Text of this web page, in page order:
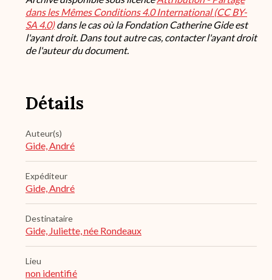
dans les Mêmes Conditions 4.0 International (CC BY-
SA 4.0)dans le cas où la Fondation Catherine Gide est
l'ayant droit. Dans tout autre cas, contacter l'ayant droit
de l'auteur du document.
Détails
Auteur(s)
Gide, André
Expéditeur
Gide, André
Destinataire
Gide, Juliette, née Rondeaux
Lieu
non identifié